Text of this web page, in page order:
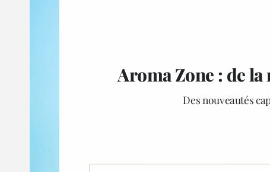
Aroma Zone : de
Des nouveautés